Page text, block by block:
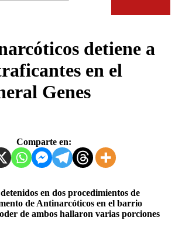
detiene a
en el
Genes
Comparte en:
de Antinarcóticos en el barrio
de ambos hallaron varias porciones